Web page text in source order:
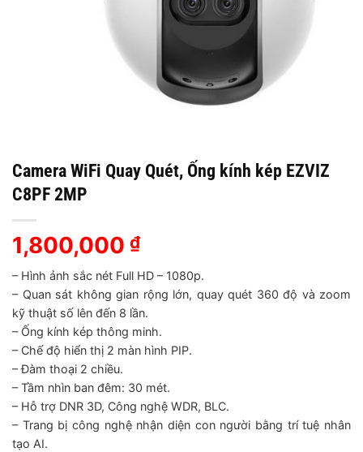
Camera WiFi Quay Quét, Ống kính kép EZVIZ
C8PF 2MP
1,800,000 ₫
– Hình ảnh sắc nét Full HD – 1080p.
– Quan sát không gian rộng lớn, quay quét 360 độ và zoom
kỹ thuật số lên đến 8 lần.
– Ống kính kép thông minh.
– Chế độ hiển thị 2 màn hình PIP.
– Đàm thoại 2 chiều.
– Tầm nhìn ban đêm: 30 mét.
– Hỗ trợ DNR 3D, Công nghệ WDR, BLC.
– Trang bị công nghệ nhận diện con người bằng trí tuệ nhân
tạo AI.